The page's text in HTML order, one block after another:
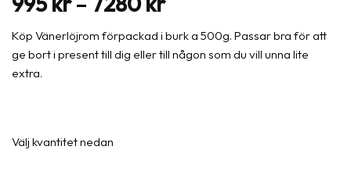
till
7280 kr
Köp Vänerlöjrom förpackad i burk a 500g. Passar bra för att
ge bort i present till dig eller till någon som du vill unna lite
extra.
Välj kvantitet nedan